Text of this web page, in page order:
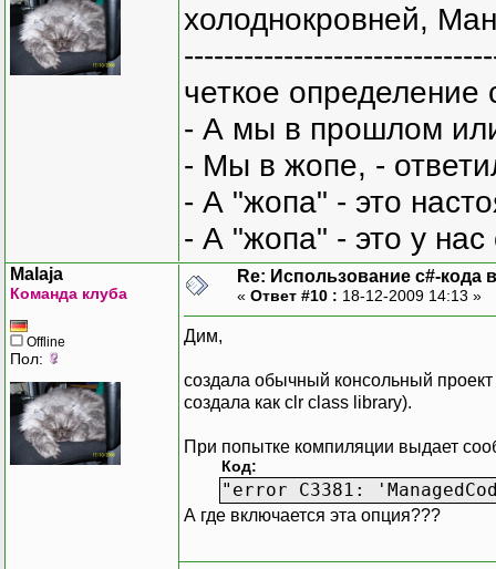
холоднокровней,
четкое
- А мы в прошлом
- Мы в жопе, -
- А "жопа" - это
- А "жопа" - это у
Malaja
Команда клуба
Offline
Пол:
Re: Использование c#-кода
« Ответ #10 : 18-12-2009 14:13 »
Дим,
создала обычный консольный
создала как clr class library).
При попытке компиляции выдает
Код:
"error C3381:
А где включается эта опция???